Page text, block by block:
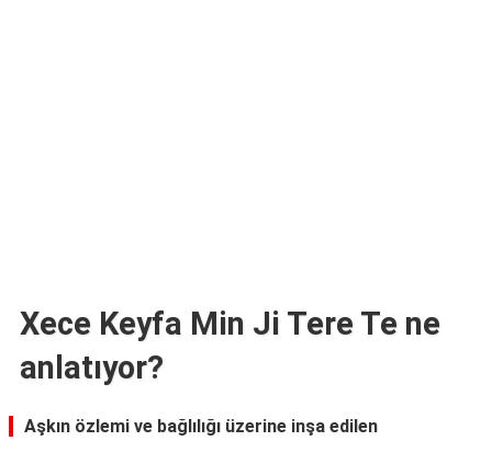
Xece Keyfa Min Ji Tere Te ne
anlatıyor?
Aşkın özlemi ve bağlılığı üzerine inşa edilen